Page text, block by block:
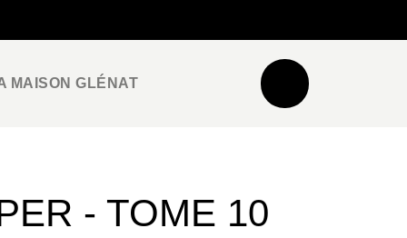
MAISON GLÉNAT
- TOME 10